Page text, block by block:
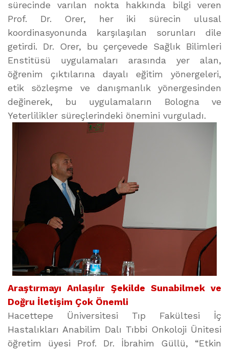
sürecinde varılan nokta hakkında bilgi veren
Prof. Dr. Orer, her iki sürecin ulusal
koordinasyonunda karşılaşılan sorunları dile
getirdi. Dr. Orer, bu çerçevede Sağlık Bilimleri
Enstitüsü uygulamaları arasında yer alan,
öğrenim çıktılarına dayalı eğitim yönergeleri,
etik sözleşme ve danışmanlık yönergesinden
değinerek, bu uygulamaların Bologna ve
Yeterlilikler süreçlerindeki önemini vurguladı.
Araştırmayı Anlaşılır Şekilde Sunabilmek ve
Doğru İletişim Çok Önemli
Hacettepe Üniversitesi Tıp Fakültesi İç
Hastalıkları Anabilim Dalı Tıbbi Onkoloji Ünitesi
öğretim üyesi Prof. Dr. İbrahim Güllü, “Etkin